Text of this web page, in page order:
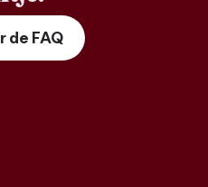
de FAQ